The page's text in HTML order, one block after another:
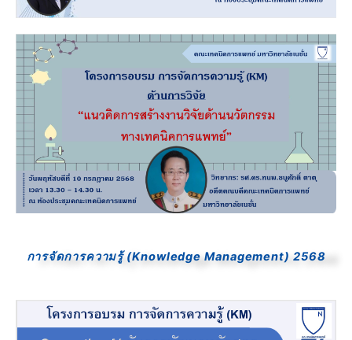
การจัดการความรู้ (Knowledge Management) 2568